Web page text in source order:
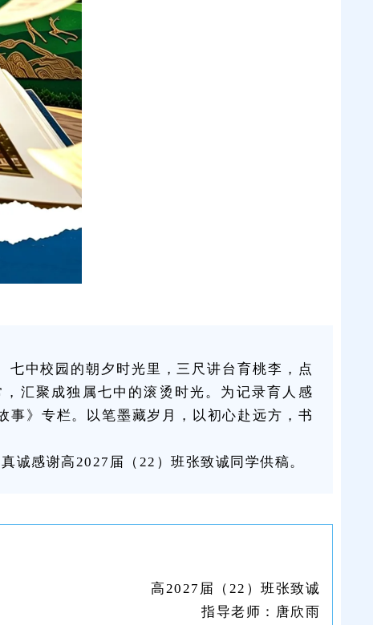
中校园的朝夕时光里，三尺讲台育桃李，点
汇聚成独属七中的滚烫时光。为记录育人感
事》专栏。以笔墨藏岁月，以初心赴远方，书
诚感谢高2027届（22）班张致诚同学供稿。
高2027届（22）班张致诚
指导老师：唐欣雨